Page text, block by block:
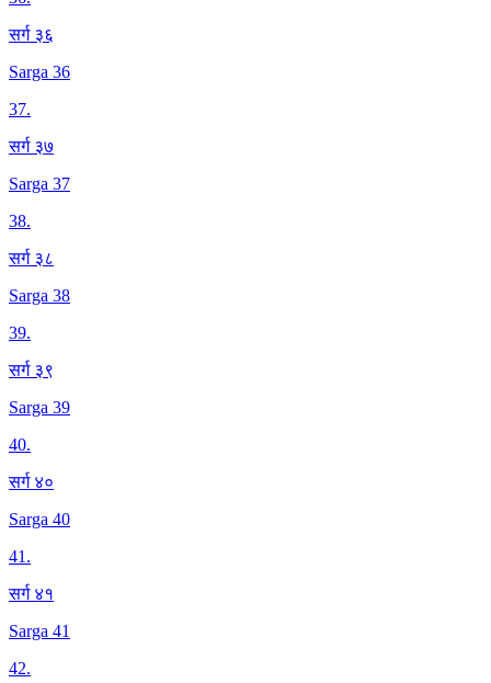
सर्ग ३६
Sarga 36
37.
सर्ग ३७
Sarga 37
38.
सर्ग ३८
Sarga 38
39.
सर्ग ३९
Sarga 39
40.
सर्ग ४०
Sarga 40
41.
सर्ग ४१
Sarga 41
42.